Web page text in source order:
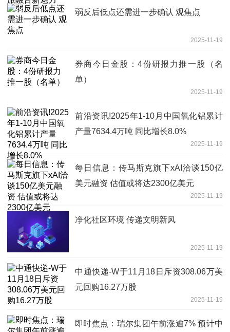
弱反后低点还需进一步确认 观焦点
2025-11-19
券商今日金股：4份研报力推一股（名
单）
2025-11-19
前沿资讯!2025年1-10月中国氧化铝累计
产量7634.4万吨 同比增长8.0%
2025-11-19
每日信息：传马斯克旗下xAI洽谈150亿
美元融资 估值或将达2300亿美元
2025-11-19
净化社区环境 传递文明新风
2025-11-19
中通快递-W于11月18日斥资308.06万美
元回购16.27万股
2025-11-19
即时焦点：瑞尔集团午前涨逾7% 预计中